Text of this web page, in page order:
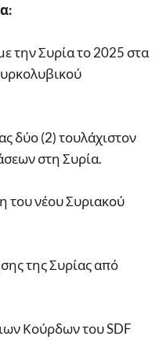
την Συρία το 2025 στα
δύο (2) τουλάχιστον
στη Συρία.
του νέου Συριακού
της Συρίας από
Κούρδων του SDF